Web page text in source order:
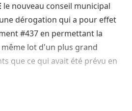
le nouveau conseil municipal
dérogation qui a pour effet
#437 en permettant la
lot d'un plus grand
que ce qui avait été prévu en